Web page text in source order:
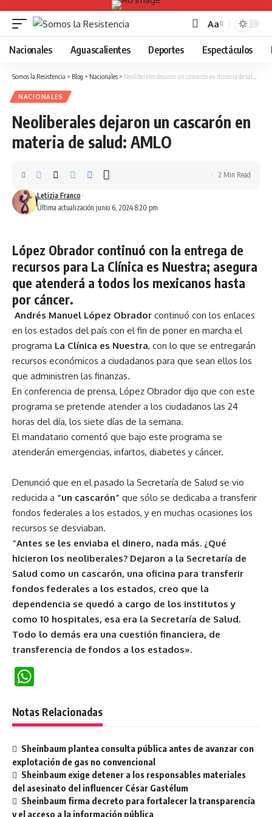
Font
Resizer
Aa
Nacionales Aguascalientes Deportes Espectáculos
Somos la Resistencia > Blog > Nacionales > Neoliberales dejaron un cascarón en materia de salud: AMLO
NACIONALES
Neoliberales dejaron un cascarón en
materia de salud: AMLO
Última actualización junio 6, 2024 8:20 pm
Letizia Franco
2 Min Read
López Obrador continuó con la entrega de
recursos para La Clínica es Nuestra; asegura
que atenderá a todos los mexicanos hasta
por cáncer.
Andrés Manuel López Obrador continuó con los enlaces
en los estados del país con el fin de poner en marcha el
programa La Clínica es Nuestra, con lo que se entregarán
recursos económicos a ciudadanos para que sean ellos los
que administren las finanzas.
En conferencia de prensa, López Obrador dijo que con este
programa se pretende atender a los ciudadanos las 24
horas del día, los siete días de la semana.
El mandatario comentó que bajo este programa se
atenderán emergencias, infartos, diabetes y cáncer.
Denunció que en el pasado la Secretaría de Salud se vio
reducida a “un cascarón” que sólo se dedicaba a transferir
fondos federales a los estados, y en muchas ocasiones los
recursos se desviaban.
“Antes se les enviaba el dinero, nada más. ¿Qué
hicieron los neoliberales? Dejaron a la Secretaría de
Salud como un cascarón, una oficina para transferir
fondos federales a los estados, creo que la
dependencia se quedó a cargo de los institutos y
como 10 hospitales, esa era la Secretaría de Salud.
Todo lo demás era una cuestión financiera, de
transferencia de fondos a los estados».
Notas Relacionadas
Sheinbaum plantea consulta pública antes de avanzar con
explotación de gas no convencional
Sheinbaum exige detener a los responsables materiales
del asesinato del influencer César Gastélum
Sheinbaum firma decreto para fortalecer la transparencia
y el acceso a la información pública